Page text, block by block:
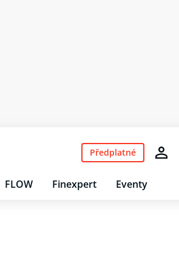
FLOW Finexpert Eventy
Předplatné